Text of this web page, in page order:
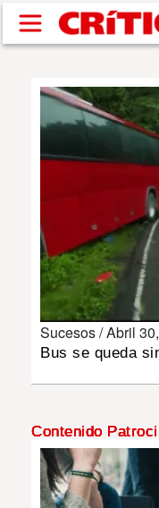
Pasar al contenido
SUCESOS
POLÍTICA
SHOW
DEPORTES
MUNDO
INSÓLITAS
MULTIMEDIA
Sucesos /Abril
Bus se queda
Contenido